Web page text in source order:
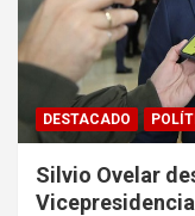
DESTACADO
Silvio Ovelar